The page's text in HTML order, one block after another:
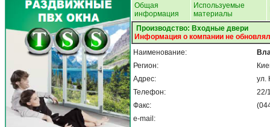
Общая
информация
Используемые
материалы
Производство: Входные двери
Информация о компании не
Наименование:
Регион:
Адрес:
Телефон:
Факс:
e-mail:
ул.
22/